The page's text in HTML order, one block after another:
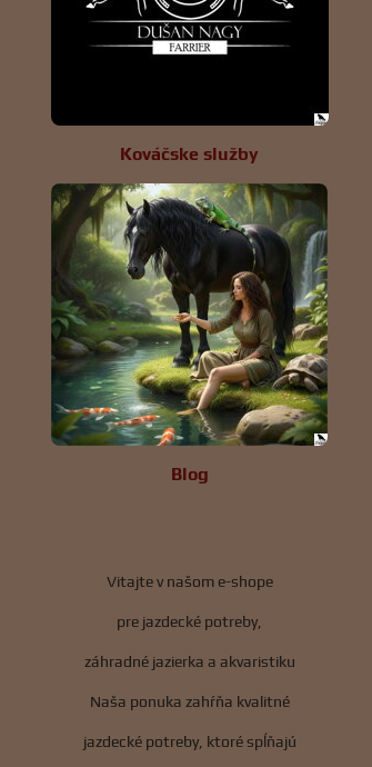
Kováčske služby
Blog
Vitajte v našom e-shope
pre jazdecké potreby,
záhradné jazierka a akvaristiku
Naša ponuka zahŕňa kvalitné
jazdecké potreby, ktoré spĺňajú